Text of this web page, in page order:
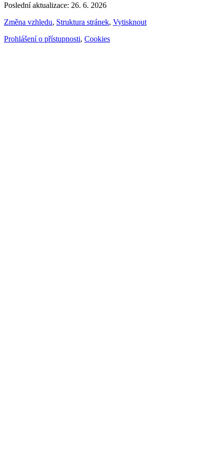
Poslední aktualizace: 26. 6. 2026
Změna vzhledu, Struktura stránek, Vytisknout
Prohlášení o přístupnosti, Cookies